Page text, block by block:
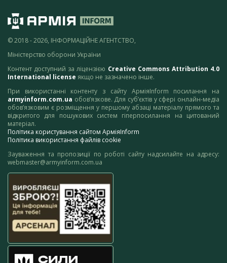
© 2018 - 2026, ІНФОРМАЦІЙНЕ АГЕНТСТВО,
Міністерство оборони України
Контент доступний за ліцензією Creative Commons Attribution 4.0
International license якщо не зазначено інше.
При використанні контенту з сайту АрміяInform посилання на
armyinform.com.ua обов’язкове. Для суб’єктів у сфері онлайн-медіа
обов’язковим є розміщення у першому абзаці матеріалу прямого та
відкритого для пошукових систем гіперпосилання на цитований
матеріал.
Політика користування сайтом АрміяInform
Політика використання файлів cookie
Зауваження та пропозиції по роботі сайту надсилайте на адресу:
webmaster@armyinform.com.ua